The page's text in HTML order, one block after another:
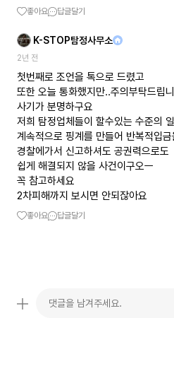
좋아요 답글달기
K-STOP탐정사무소
2년 전
첫번째로 조언을 톡으로 드렸고
또한 오늘 통화했지만..주의부탁드립
사기가 분명하구요
저희 탐정업체들이 할수있는 수준의
계속적으로 핑계를 만들어 반복적입
경찰에가서 신고하셔도 공권력으로도
쉽게 해결되지 않을 사건이구오ㅡ
꼭 참고하세요
2차피해까지 보시면 안되잖아요
좋아요 답글달기